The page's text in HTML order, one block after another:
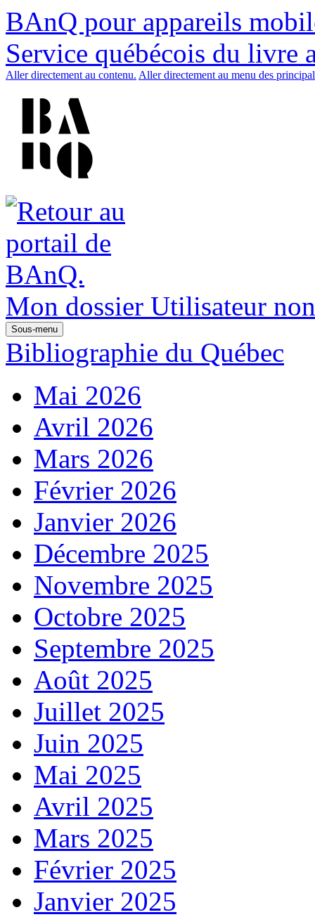
BAnQ pour appareils
Service québécois du livre
Aller directement au contenu. Aller directement au menu des
Mon dossier Utilisateur
Sous-menu
Bibliographie du Québec
Mai 2026
Avril 2026
Mars 2026
Février 2026
Janvier 2026
Décembre 2025
Novembre 2025
Octobre 2025
Septembre 2025
Août 2025
Juillet 2025
Juin 2025
Mai 2025
Avril 2025
Mars 2025
Février 2025
Janvier 2025